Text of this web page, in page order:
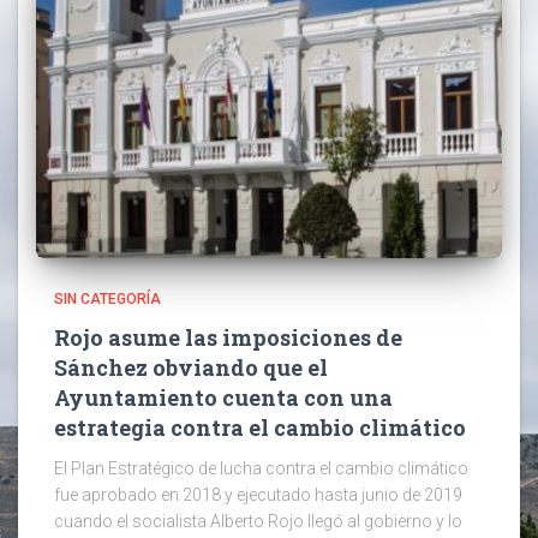
SIN CATEGORÍA
Rojo asume las imposiciones de
Sánchez obviando que el
Ayuntamiento cuenta con una
estrategia contra el cambio climático
El Plan Estratégico de lucha contra el cambio climático
fue aprobado en 2018 y ejecutado hasta junio de 2019
cuando el socialista Alberto Rojo llegó al gobierno y lo